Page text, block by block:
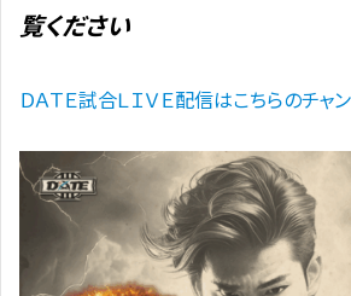
覧ください
ＤＡＴＥ試合ＬＩＶＥ配信はこちらのチャ